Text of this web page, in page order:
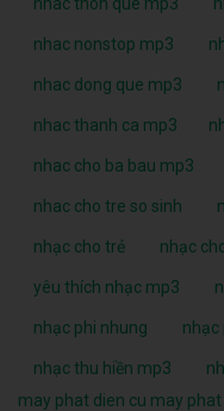
nhac nonstop mp3
nhac dong que mp3
nhac thanh ca mp3
nhac cho ba bau mp3
nhac cho tre so sinh
nhạc cho trẻ nhạc
yêu thích nhạc mp3
nhạc phi nhung nhạc
nhạc thu hiền mp3
may phat dien cu may phat